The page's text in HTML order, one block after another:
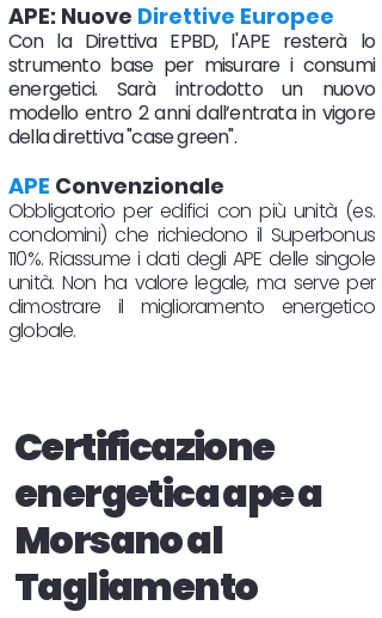
APE: Nuove Direttive Europee
Con la Direttiva EPBD, l'APE resterà lo
strumento base per misurare i consumi
energetici. Sarà introdotto un nuovo
modello entro 2 anni dall’entrata in vigore
della direttiva "case green".
APE Convenzionale
Obbligatorio per edifici con più unità (es.
condomini) che richiedono il Superbonus
110%. Riassume i dati degli APE delle singole
unità. Non ha valore legale, ma serve per
dimostrare il miglioramento energetico
globale.
Certificazione
energetica ape a
Morsano al
Tagliamento